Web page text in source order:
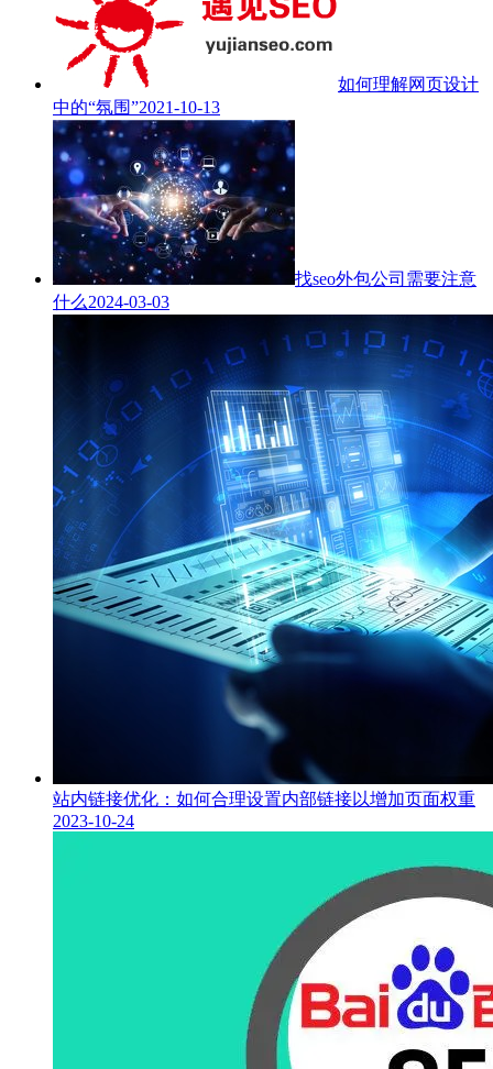
如何理解网页设计
中的“氛围”2021-10-13
找seo外包公司需要注意
什么2024-03-03
站内链接优化：如何合理设置内部链接以增加页面权重
2023-10-24